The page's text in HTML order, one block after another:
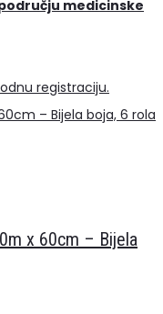
medicinske
registraciju.
x 60cm – Bijela